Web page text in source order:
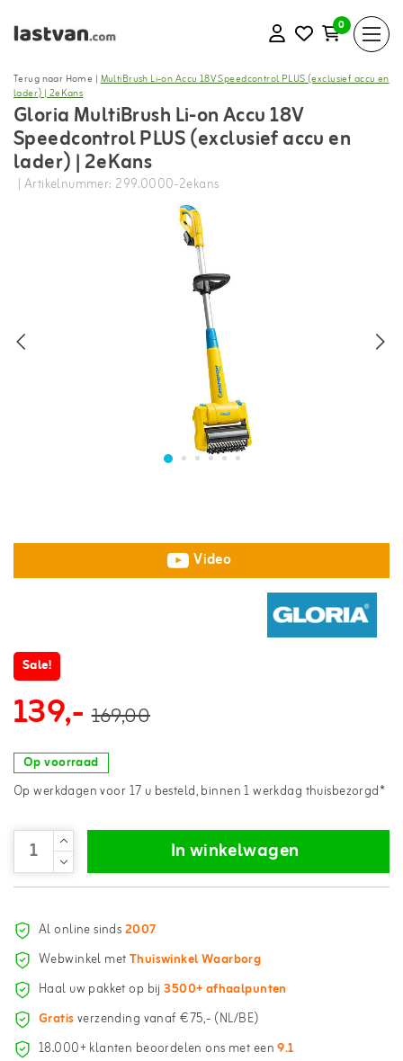
0
Terug naar Home |MultiBrush Li-on Accu 18V Speedcontrol PLUS (exclusief accu en
lader) | 2eKans
Gloria MultiBrush Li-on Accu 18V
Speedcontrol PLUS (exclusief accu en
lader) | 2eKans
| Artikelnummer: 299.0000-2ekans
Video
Sale!
139,- 169,00
Op voorraad
Op werkdagen voor 17 u besteld, binnen 1 werkdag thuisbezorgd*
In winkelwagen
Al online sinds2007
Webwinkel metThuiswinkel Waarborg
Haal uw pakket op bij3500+ afhaalpunten
Gratisverzending vanaf €75,- (NL/BE)
18.000+ klanten beoordelen ons met een9.1